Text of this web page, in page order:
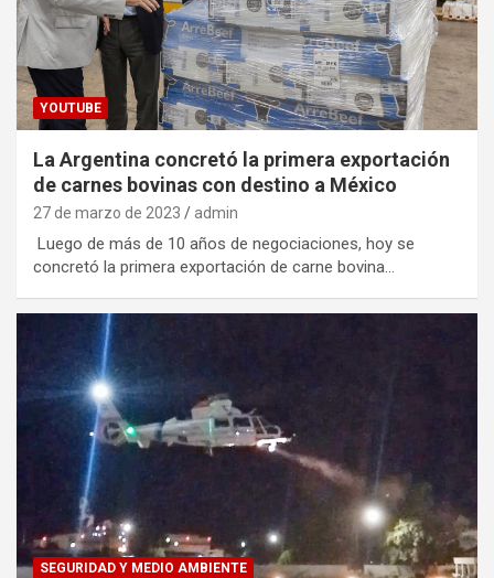
YOUTUBE
La Argentina concretó la primera exportación
de carnes bovinas con destino a México
27 de marzo de 2023 admin
Luego de más de 10 años de negociaciones, hoy se
concretó la primera exportación de carne bovina…
SEGURIDAD Y MEDIO AMBIENTE